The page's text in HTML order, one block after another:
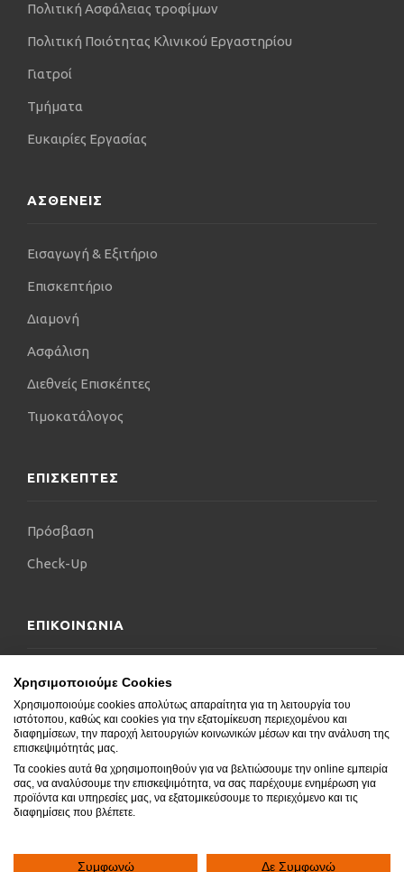
Πολιτική Ασφάλειας τροφίμων
Πολιτική Ποιότητας Κλινικού Εργαστηρίου
Γιατροί
Τμήματα
Ευκαιρίες Εργασίας
ΑΣΘΕΝΕΙΣ
Εισαγωγή & Εξιτήριο
Επισκεπτήριο
Διαμονή
Ασφάλιση
Διεθνείς Επισκέπτες
Τιμοκατάλογος
ΕΠΙΣΚΕΠΤΕΣ
Πρόσβαση
Check-Up
ΕΠΙΚΟΙΝΩΝΙΑ
Επικοινωνήστε μαζί μας
Δήλωση Προσβασιμότητας
Συχνές Ερωτήσεις
Blog
Χρησιμοποιούμε Cookies
Χρησιμοποιούμε cookies απολύτως απαραίτητα για τη λειτουργία του
ιστότοπου, καθώς και cookies για την εξατομίκευση περιεχομένου και
διαφημίσεων, την παροχή λειτουργιών κοινωνικών μέσων και την ανάλυση της
επισκεψιμότητάς μας.
Τα cookies αυτά θα χρησιμοποιηθούν για να βελτιώσουμε την online εμπειρία
σας, να αναλύσουμε την επισκεψιμότητα, να σας παρέχουμε ενημέρωση για
προϊόντα και υπηρεσίες μας, να εξατομικεύσουμε το περιεχόμενο και τις
διαφημίσεις που βλέπετε.
Συμφωνώ Δε Συμφωνώ